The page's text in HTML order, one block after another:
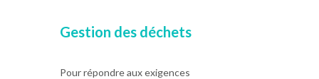
Gestion des déchets
Pour répondre aux exigences